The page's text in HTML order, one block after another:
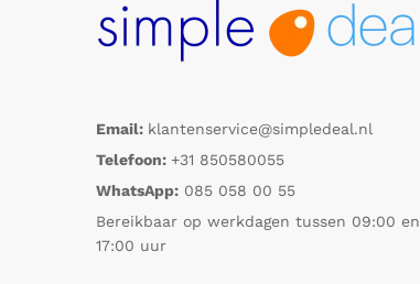
Email: klantenservice@simpledeal.nl
Telefoon: +31 850580055
WhatsApp: 085 058 00 55
Bereikbaar op werkdagen tussen 09:00 en
17:00 uur